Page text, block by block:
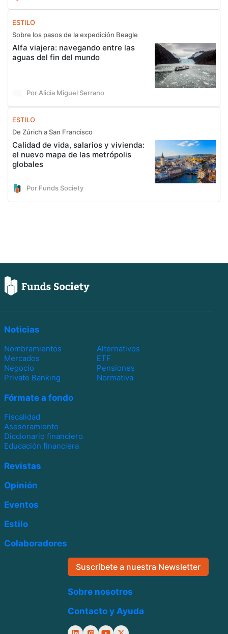
ESTILO
Sobre los pasos de la expedición Beagle
Alfa viajera: navegando entre las
aguas del fin del mundo
Por Alicia Miguel Serrano
ESTILO
De Zúrich a San Francisco
Calidad de vida, salarios y vivienda:
el nuevo mapa de las metrópolis
globales
Por Funds Society
Noticias
Nombramientos
Alternativos
Mercados
ETF
Negocio
Pensiones
Private Banking
Normativa
Fórmate a fondo
Fiscalidad
Asesoramiento
Diccionario financiero
Educación financiera
Revistas
Opinión
Eventos
Estilo
Colaboradores
Suscríbete a nuestra Newsletter
Sobre nosotros
Contacto y Ayuda